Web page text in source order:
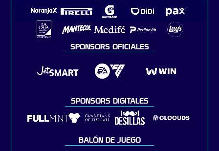
SPONSORS OFICIALES
SPONSORS DIGITALES
BALÓN DE JUEGO